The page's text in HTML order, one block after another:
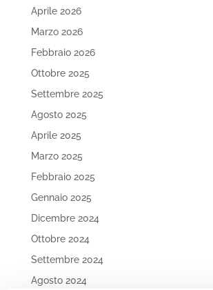
Aprile 2026
Marzo 2026
Febbraio 2026
Ottobre 2025
Settembre 2025
Agosto 2025
Aprile 2025
Marzo 2025
Febbraio 2025
Gennaio 2025
Dicembre 2024
Ottobre 2024
Settembre 2024
Agosto 2024